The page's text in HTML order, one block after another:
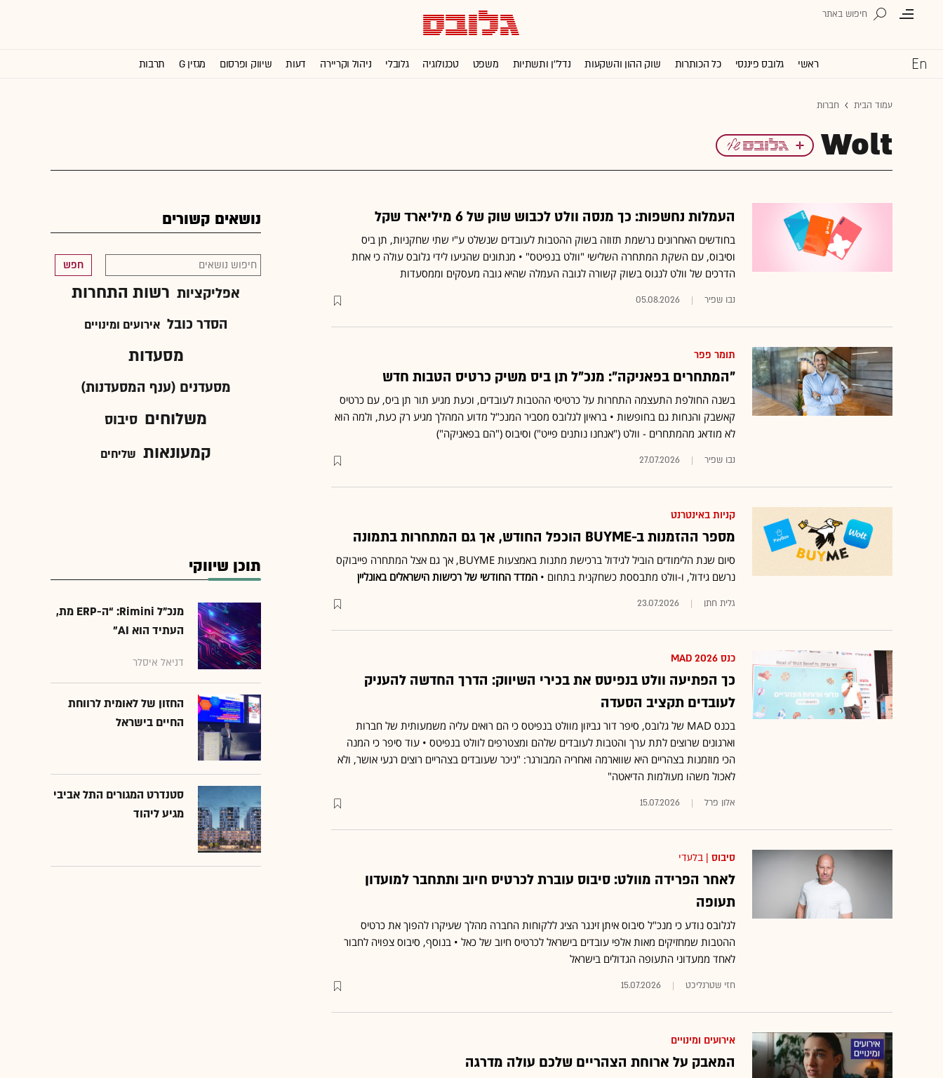
ראשי גלובס פיננסי כל הכותרות שוק ההון והשקעות נדל''ן ותשתיות משפט טכנולוגיה גלובלי ניהול וקריירה דעות שיווק ופרסום מגזין G תרבות
עמוד הבית חברות
Wolt
העמלות נחשפות: כך מנסה וולט לכבוש שוק של 6 מיליארד שקל
בחודשים האחרונים נרשמת תזוזה בשוק ההטבות לעובדים שנשלט ע"י שתי שחקניות, תן ביס
וסיבוס, עם השקת המתחרה השלישי "וולט בנפיטס" • מנתונים שהגיעו לידי גלובס עולה כי אחת
הדרכים של וולט לנגוס בשוק קשורה לגובה העמלה שהיא גובה מעסקים וממסעדות
נבו שפיר 05.08.2026
תומר פפר
"המתחרים בפאניקה": מנכ"ל תן ביס משיק כרטיס הטבות חדש
בשנה החולפת התעצמה התחרות על כרטיסי ההטבות לעובדים, וכעת מגיע תור תן ביס, עם כרטיס
קאשבק והנחות גם בחופשות • בראיון לגלובס מסביר המנכ"ל מדוע המהלך מגיע רק כעת, ולמה הוא
לא מודאג מהמתחרים - וולט ("אנחנו נותנים פייט") וסיבוס ("הם בפאניקה")
נבו שפיר 27.07.2026
קניות באינטרנט
מספר ההזמנות ב-BUYME הוכפל החודש, אך גם המתחרות בתמונה
סיום שנת הלימודים הוביל לגידול ברכישת מתנות באמצעות BUYME, אך גם אצל המתחרה פייבוקס
נרשם גידול, ו-וולט מתבססת כשחקנית בתחום • המדד החודשי של רכישות הישראלים באונליין
גלית חתן 23.07.2026
כנס MAD 2026
כך הפתיעה וולט בנפיטס את בכירי השיווק: הדרך החדשה להעניק
לעובדים תקציב הסעדה
בכנס MAD של גלובס, סיפר דור גביזון מוולט בנפיטס כי הם רואים עליה משמעותית של חברות
וארגונים שרוצים לתת ערך והטבות לעובדים שלהם ומצטרפים לוולט בנפיטס • עוד סיפר כי המנה
הכי מוזמנות בצהריים היא שווארמה ואחריה המבורגר: "ניכר שעובדים בצהריים רוצים רגעי אושר, ולא
לאכול משהו מעולמות הדיאטה"
אלון פרל 15.07.2026
סיבוס | בלעדי
לאחר הפרידה מוולט: סיבוס עוברת לכרטיס חיוב ותתחבר למועדון
תעופה
לגלובס נודע כי מנכ"ל סיבוס איתן זינגר הציג ללקוחות החברה מהלך שעיקרו להפוך את כרטיס
ההטבות שמחזיקים מאות אלפי עובדים בישראל לכרטיס חיוב של כאל • בנוסף, סיבוס צפויה לחבור
לאחד ממעדוני התעופה הגדולים בישראל
חזי שטרנליכט 15.07.2026
אירועים ומינויים
המאבק על ארוחת הצהריים שלכם עולה מדרגה
נושאים קשורים
חפש
אפליקציות רשות התחרות
הסדר כובל אירועים ומינויים
מסעדות
מסעדנים (ענף המסעדנות)
משלוחים סיבוס
קמעונאות שליחים
תוכן שיווקי
מנכ״ל Rimini: “ה-ERP מת,
העתיד הוא AI"
דניאל איסלר
החזון של לאומית לרווחת
החיים בישראל
סטנדרט המגורים התל אביבי
מגיע ליהוד